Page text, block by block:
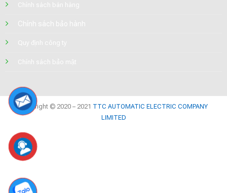
Chính sách bán hàng
Chính sách bảo hành
Quy định công ty
Chính sách bảo mật
Copyright © 2020 – 2021 TTC AUTOMATIC ELECTRIC COMPANY
LIMITED